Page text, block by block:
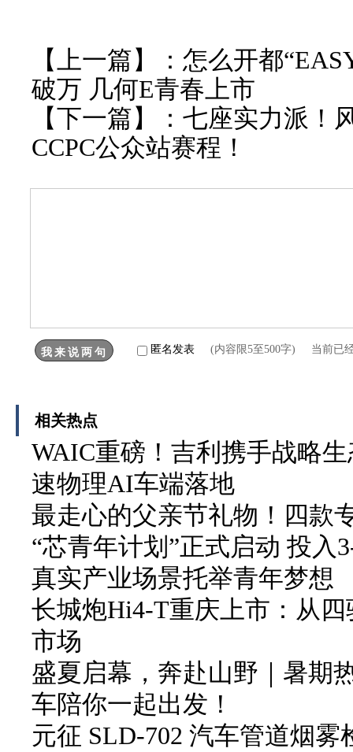
【上一篇】： 怎么开都
破万 几何E青春上市
【下一篇】： 七座实力派！
CCPC公众站赛程！
匿名发表 (内容限5至500字) 当前已
相关热点
WAIC重磅！吉利携手战略
速物理AI车端落地
最走心的父亲节礼物！四款
“芯青年计划”正式启动 投入
真实产业场景托举青年梦想
长城炮Hi4-T重庆上市：从
市场
盛夏启幕，奔赴山野｜暑期
车陪你一起出发！
元征 SLD-702 汽车管道烟